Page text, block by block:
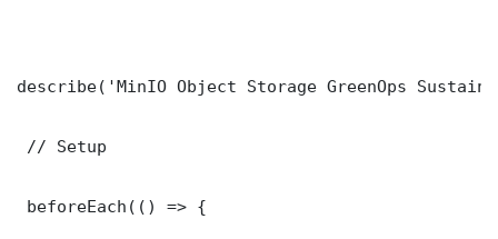
describe('MinIO Object Storage GreenOps
// Setup
beforeEach(() => {